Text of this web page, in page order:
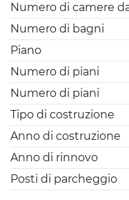
Numero di camere
Numero di bagni
Piano
Numero di piani
Numero di piani
Tipo di costruzione
Anno di costruzione
Anno di rinnovo
Posti di parcheggio